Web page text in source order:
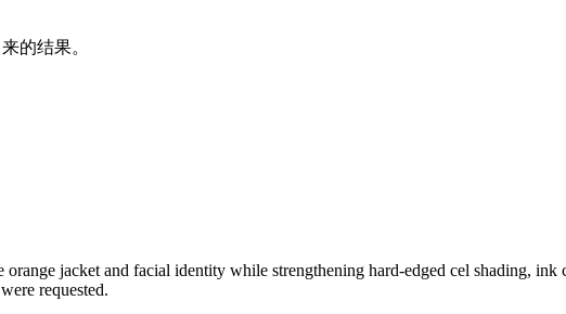
的结果。
jacket and facial identity while strengthening hard-edged cel shading,
requested.